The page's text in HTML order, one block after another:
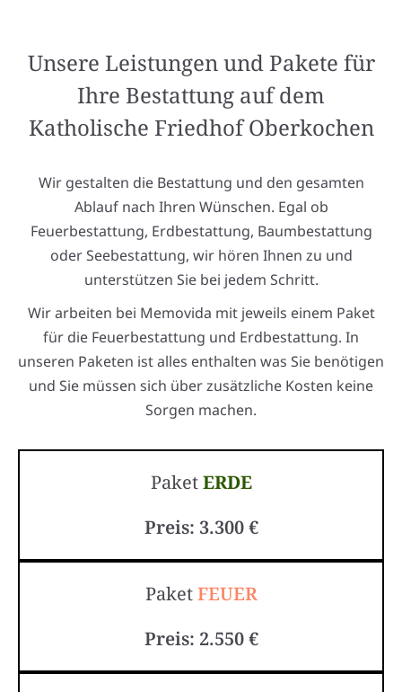
Unsere Leistungen und Pakete für
Ihre Bestattung auf dem
Katholische Friedhof Oberkochen
Wir gestalten die Bestattung und den gesamten
Ablauf nach Ihren Wünschen. Egal ob
Feuerbestattung, Erdbestattung, Baumbestattung
oder Seebestattung, wir hören Ihnen zu und
unterstützen Sie bei jedem Schritt.
Wir arbeiten bei Memovida mit jeweils einem Paket
für die Feuerbestattung und Erdbestattung. In
unseren Paketen ist alles enthalten was Sie benötigen
und Sie müssen sich über zusätzliche Kosten keine
Sorgen machen.
PaketERDE
Preis: 3.300 €
PaketFEUER
Preis: 2.550 €